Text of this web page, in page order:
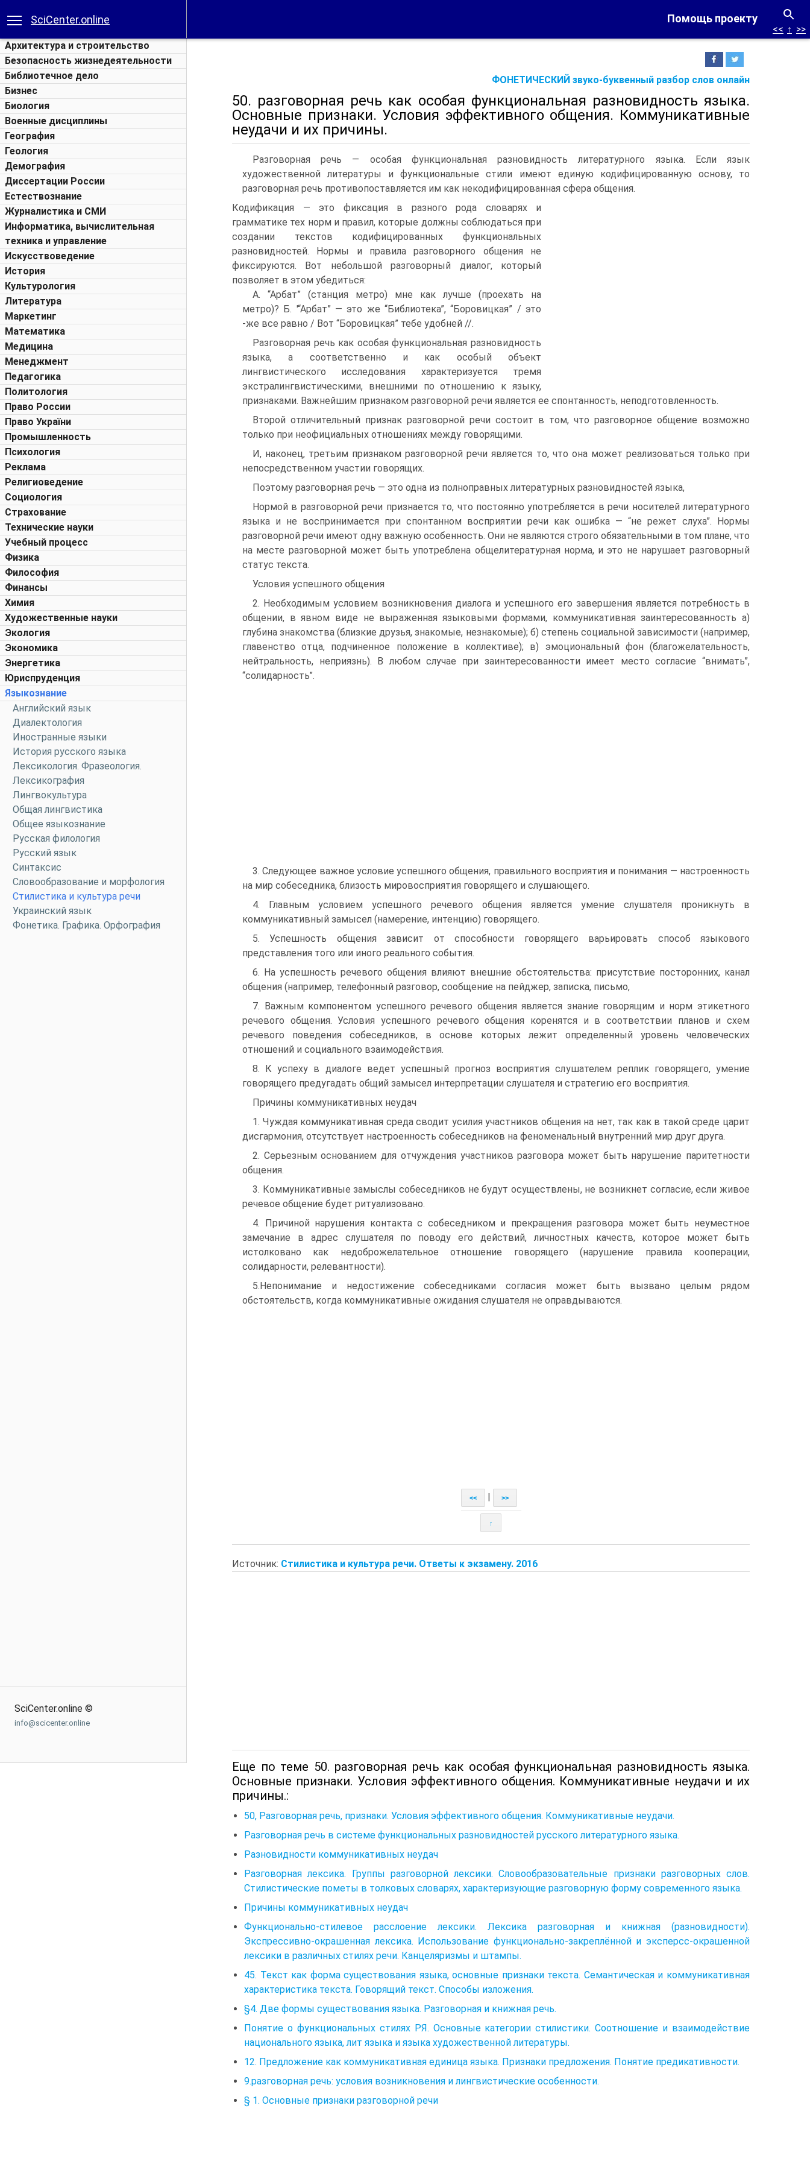
Помощь проекту
SciCenter.online
Архитектура и строительство
Безопасность жизнедеятельности
Библиотечное дело
Бизнес
Биология
Военные дисциплины
География
Геология
Демография
Диссертации России
Естествознание
Журналистика и СМИ
Информатика, вычислительная
техника и управление
Искусствоведение
История
Культурология
Литература
Маркетинг
Математика
Медицина
Менеджмент
Педагогика
Политология
Право России
Право України
Промышленность
Психология
Реклама
Религиоведение
Социология
Страхование
Технические науки
Учебный процесс
Физика
Философия
Финансы
Химия
Художественные науки
Экология
Экономика
Энергетика
Юриспруденция
Языкознание
Английский язык
Диалектология
Иностранные языки
История русского языка
Лексикология. Фразеология.
Лексикография
Лингвокультура
Общая лингвистика
Общее языкознание
Русская филология
Русский язык
Синтаксис
Словообразование и морфология
Стилистика и культура речи
Украинский язык
Фонетика. Графика. Орфография
SciCenter.online ©
info@scicenter.online
ФОНЕТИЧЕСКИЙ звуко-буквенный разбор слов онлайн
<< ↑ >>
50. разговорная речь как особая функциональная разновидность языка.
Основные признаки. Условия эффективного общения. Коммуникативные
неудачи и их причины.
Разговорная речь — особая функциональная разновидность литературного языка. Если язык
художественной литературы и функциональные стили имеют единую кодифицированную основу, то
разговорная речь противопоставляется им как некодифицированная сфера общения.
Кодификация — это фиксация в разного рода словарях и
грамматике тех норм и правил, которые должны соблюдаться при
создании текстов кодифицированных функциональных
разновидностей. Нормы и правила разговорного общения не
фиксируются. Вот небольшой разговорный диалог, который
позволяет в этом убедиться:
А. “Арбат” (станция метро) мне как лучше (проехать на
метро)? Б. '“Арбат” — это же “Библиотека”, “Боровицкая” / это
-же все равно / Вот “Боровицкая” тебе удобней //.
Разговорная речь как особая функциональная разновидность
языка, а соответственно и как особый объект
лингвистического исследования характеризуется тремя
экстралингвистическими, внешними по отношению к языку,
признаками. Важнейшим признаком разговорной речи является ее спонтанность, неподготовленность.
Второй отличительный признак разговорной речи состоит в том, что разговорное общение возможно
только при неофициальных отношениях между говорящими.
И, наконец, третьим признаком разговорной речи является то, что она может реализоваться только при
непосредственном участии говорящих.
Поэтому разговорная речь — это одна из полноправных литературных разновидностей языка,
Нормой в разговорной речи признается то, что постоянно употребляется в речи носителей литературного
языка и не воспринимается при спонтанном восприятии речи как ошибка — “не режет слуха”. Нормы
разговорной речи имеют одну важную особенность. Они не являются строго обязательными в том плане, что
на месте разговорной может быть употреблена общелитературная норма, и это не нарушает разговорный
статус текста.
Условия успешного общения
2. Необходимым условием возникновения диалога и успешного его завершения является потребность в
общении, в явном виде не выраженная языковыми формами, коммуникативная заинтересованность а)
глубина знакомства (близкие друзья, знакомые, незнакомые); б) степень социальной зависимости (например,
главенство отца, подчиненное положение в коллективе); в) эмоциональный фон (благожелательность,
нейтральность, неприязнь). В любом случае при заинтересованности имеет место согласие “внимать”,
“солидарность”.
3. Следующее важное условие успешного общения, правильного восприятия и понимания — настроенность
на мир собеседника, близость мировосприятия говорящего и слушающего.
4. Главным условием успешного речевого общения является умение слушателя проникнуть в
коммуникативный замысел (намерение, интенцию) говорящего.
5. Успешность общения зависит от способности говорящего варьировать способ языкового
представления того или иного реального события.
6. На успешность речевого общения влияют внешние обстоятельства: присутствие посторонних, канал
общения (например, телефонный разговор, сообщение на пейджер, записка, письмо,
7. Важным компонентом успешного речевого общения является знание говорящим и норм этикетного
речевого общения. Условия успешного речевого общения коренятся и в соответствии планов и схем
речевого поведения собеседников, в основе которых лежит определенный уровень человеческих
отношений и социального взаимодействия.
8. К успеху в диалоге ведет успешный прогноз восприятия слушателем реплик говорящего, умение
говорящего предугадать общий замысел интерпретации слушателя и стратегию его восприятия.
Причины коммуникативных неудач
1. Чуждая коммуникативная среда сводит усилия участников общения на нет, так как в такой среде царит
дисгармония, отсутствует настроенность собеседников на феноменальный внутренний мир друг друга.
2. Серьезным основанием для отчуждения участников разговора может быть нарушение паритетности
общения.
3. Коммуникативные замыслы собеседников не будут осуществлены, не возникнет согласие, если живое
речевое общение будет pитуализовано.
4. Причиной нарушения контакта с собеседником и прекращения разговора может быть неуместное
замечание в адрес слушателя по поводу его действий, личностных качеств, которое может быть
истолковано как недоброжелательное отношение говорящего (нарушение правила кооперации,
солидарности, релевантности).
5.Непонимание и недостижение собеседниками согласия может быть вызвано целым рядом
обстоятельств, когда коммуникативные ожидания слушателя не оправдываются.
<< >>
↑
Источник: Стилистика и культура речи. Ответы к экзамену. 2016
Еще по теме 50. разговорная речь как особая функциональная разновидность языка.
Основные признаки. Условия эффективного общения. Коммуникативные неудачи и их
причины.:
50, Разговорная речь, признаки. Условия эффективного общения. Коммуникативные неудачи.
Разговорная речь в системе функциональных разновидностей русского литературного языка.
Разновидности коммуникативных неудач
Разговорная лексика. Группы разговорной лексики. Словообразовательные признаки разговорных слов.
Стилистические пометы в толковых словарях, характеризующие разговорную форму современного языка.
Причины коммуникативных неудач
Функционально-стилевое расслоение лексики. Лексика разговорная и книжная (разновидности).
Экспрессивно-окрашенная лексика. Использование функционально-закреплённой и эксперсс-окрашенной
лексики в различных стилях речи. Канцеляризмы и штампы.
45. Текст как форма существования языка, основные признаки текста. Семантическая и коммуникативная
характеристика текста. Говорящий текст. Способы изложения.
§4. Две формы существования языка. Разговорная и книжная речь.
Понятие о функциональных стилях РЯ. Основные категории стилистики. Соотношение и взаимодействие
национального языка, лит языка и языка художественной литературы.
12. Предложение как коммуникативная единица языка. Признаки предложения. Понятие предикативности.
9.разговорная речь: условия возникновения и лингвистические особенности.
§ 1. Основные признаки разговорной речи